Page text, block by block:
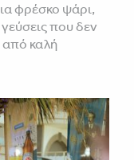
φρέσκο ψάρι,
γεύσεις που δεν
από καλή